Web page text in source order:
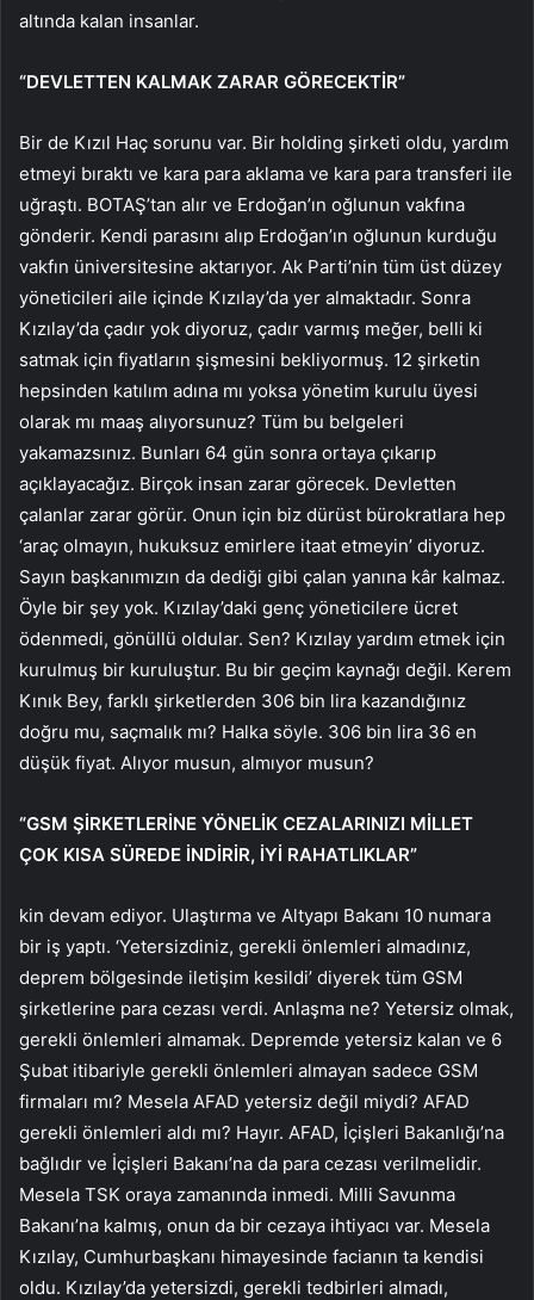
altında kalan insanlar.
“DEVLETTEN KALMAK ZARAR GÖRECEKTİR”
Bir de Kızıl Haç sorunu var. Bir holding şirketi oldu, yardım
etmeyi bıraktı ve kara para aklama ve kara para transferi ile
uğraştı. BOTAŞ’tan alır ve Erdoğan’ın oğlunun vakfına
gönderir. Kendi parasını alıp Erdoğan’ın oğlunun kurduğu
vakfın üniversitesine aktarıyor. Ak Parti’nin tüm üst düzey
yöneticileri aile içinde Kızılay’da yer almaktadır. Sonra
Kızılay’da çadır yok diyoruz, çadır varmış meğer, belli ki
satmak için fiyatların şişmesini bekliyormuş. 12 şirketin
hepsinden katılım adına mı yoksa yönetim kurulu üyesi
olarak mı maaş alıyorsunuz? Tüm bu belgeleri
yakamazsınız. Bunları 64 gün sonra ortaya çıkarıp
açıklayacağız. Birçok insan zarar görecek. Devletten
çalanlar zarar görür. Onun için biz dürüst bürokratlara hep
‘araç olmayın, hukuksuz emirlere itaat etmeyin’ diyoruz.
Sayın başkanımızın da dediği gibi çalan yanına kâr kalmaz.
Öyle bir şey yok. Kızılay’daki genç yöneticilere ücret
ödenmedi, gönüllü oldular. Sen? Kızılay yardım etmek için
kurulmuş bir kuruluştur. Bu bir geçim kaynağı değil. Kerem
Kınık Bey, farklı şirketlerden 306 bin lira kazandığınız
doğru mu, saçmalık mı? Halka söyle. 306 bin lira 36 en
düşük fiyat. Alıyor musun, almıyor musun?
“GSM ŞİRKETLERİNE YÖNELİK CEZALARINIZI MİLLET
ÇOK KISA SÜREDE İNDİRİR, İYİ RAHATLIKLAR”
kin devam ediyor. Ulaştırma ve Altyapı Bakanı 10 numara
bir iş yaptı. ‘Yetersizdiniz, gerekli önlemleri almadınız,
deprem bölgesinde iletişim kesildi’ diyerek tüm GSM
şirketlerine para cezası verdi. Anlaşma ne? Yetersiz olmak,
gerekli önlemleri almamak. Depremde yetersiz kalan ve 6
Şubat itibariyle gerekli önlemleri almayan sadece GSM
firmaları mı? Mesela AFAD yetersiz değil miydi? AFAD
gerekli önlemleri aldı mı? Hayır. AFAD, İçişleri Bakanlığı’na
bağlıdır ve İçişleri Bakanı’na da para cezası verilmelidir.
Mesela TSK oraya zamanında inmedi. Milli Savunma
Bakanı’na kalmış, onun da bir cezaya ihtiyacı var. Mesela
Kızılay, Cumhurbaşkanı himayesinde facianın ta kendisi
oldu. Kızılay’da yetersizdi, gerekli tedbirleri almadı,